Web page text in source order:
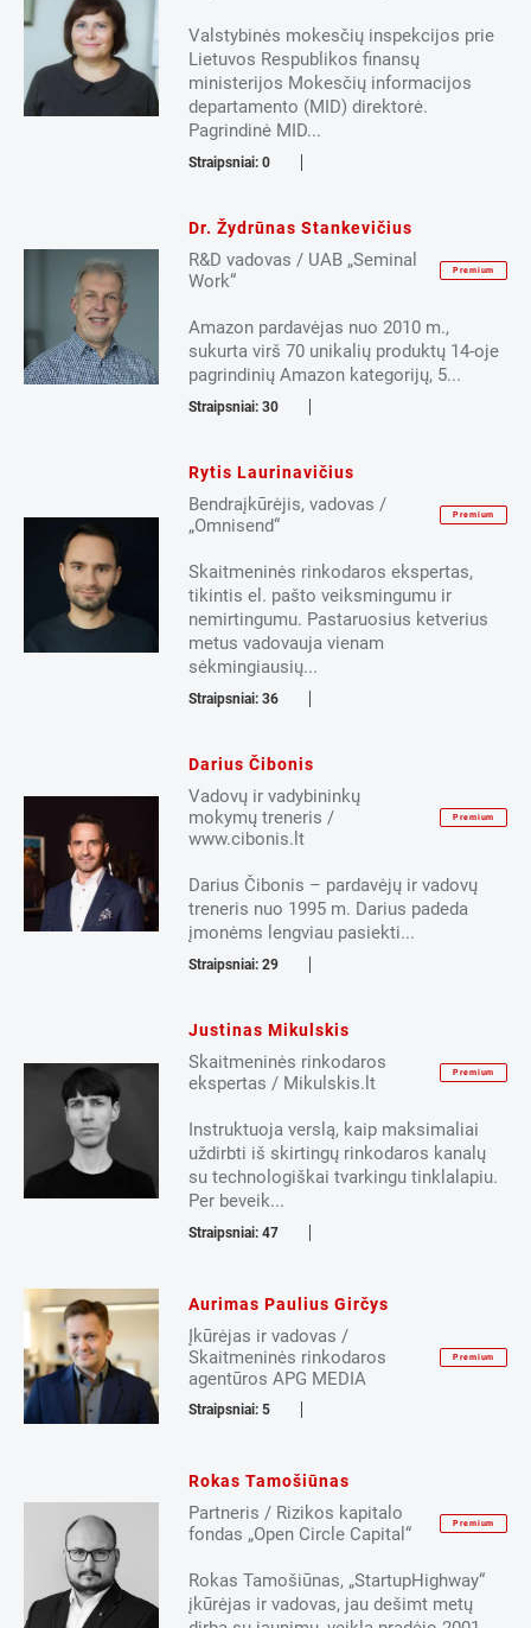
Valstybinės mokesčių inspekcijos prie
Lietuvos Respublikos finansų
ministerijos Mokesčių informacijos
departamento (MID) direktorė.
Pagrindinė MID...
Straipsniai: 0
Dr. Žydrūnas Stankevičius
R&D vadovas / UAB „Seminal
Work“
Premium
Amazon pardavėjas nuo 2010 m.,
sukurta virš 70 unikalių produktų 14-oje
pagrindinių Amazon kategorijų, 5...
Straipsniai: 30
Rytis Laurinavičius
Bendraįkūrėjis, vadovas /
„Omnisend“
Premium
Skaitmeninės rinkodaros ekspertas,
tikintis el. pašto veiksmingumu ir
nemirtingumu. Pastaruosius ketverius
metus vadovauja vienam
sėkmingiausių...
Straipsniai: 36
Darius Čibonis
Vadovų ir vadybininkų
mokymų treneris /
www.cibonis.lt
Premium
Darius Čibonis – pardavėjų ir vadovų
treneris nuo 1995 m. Darius padeda
įmonėms lengviau pasiekti...
Straipsniai: 29
Justinas Mikulskis
Skaitmeninės rinkodaros
ekspertas / Mikulskis.lt
Premium
Instruktuoja verslą, kaip maksimaliai
uždirbti iš skirtingų rinkodaros kanalų
su technologiškai tvarkingu tinklalapiu.
Per beveik...
Straipsniai: 47
Aurimas Paulius Girčys
Įkūrėjas ir vadovas /
Skaitmeninės rinkodaros
agentūros APG MEDIA
Premium
Straipsniai: 5
Rokas Tamošiūnas
Partneris / Rizikos kapitalo
fondas „Open Circle Capital“
Premium
Rokas Tamošiūnas, „StartupHighway“
įkūrėjas ir vadovas, jau dešimt metų